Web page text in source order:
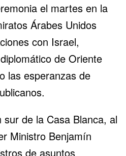
el martes en la
Árabes Unidos
con Israel,
de Oriente
las esperanzas de
de la Casa Blanca, al
Ministro Benjamín
de asuntos